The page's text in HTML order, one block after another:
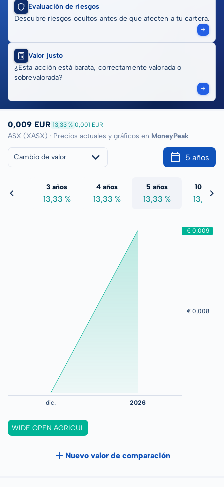
Evaluación de riesgos
Descubre riesgos ocultos antes de que afecten a tu cartera.
Valor justo
¿Esta acción está barata, correctamente valorada o
sobrevalorada?
0,009 EUR 13,33 % 0,001 EUR
ASX (XASX) · Precios actuales y gráficos en MoneyPeak
Cambio de valor 5 años
%
3 años
13,33 %
4 años
13,33 %
5 años
13,33 %
10 años
13,33 %
WIDE OPEN AGRICUL
Nuevo valor de comparación